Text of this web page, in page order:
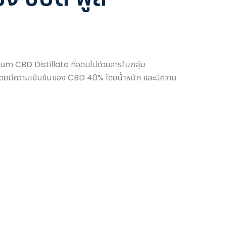
CBD Distillate ที่อุดมไปด้วยสารในกลุ่ม
ความเข้มข้นของ CBD 40% โดยน้ำหนัก และมีความ